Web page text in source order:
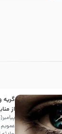
گریه
از
عمویم